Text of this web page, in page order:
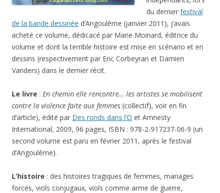
du dernier festival
de la bande dessinée d’Angoulême (janvier 2011), j’avais
acheté ce volume, dédicacé par Marie Moinard, éditrice du
volume et dont la terrible histoire est mise en scénario et en
dessins (respectivement par Eric Corbeyran et Damien
Vanders) dans le dernier récit.
Le livre : En chemin elle rencontre… les artistes se mobilisent
contre la violence faite aux femmes (collectif), voir en fin
d’article), édité par Des ronds dans l’O et Amnesty
International, 2009, 96 pages, ISBN : 978-2-917237-06-9 (un
second volume est paru en février 2011, après le festival
d’Angoulême).
L’histoire : des histoires tragiques de femmes, mariages
forcés, viols conjugaux, viols comme arme de guerre,